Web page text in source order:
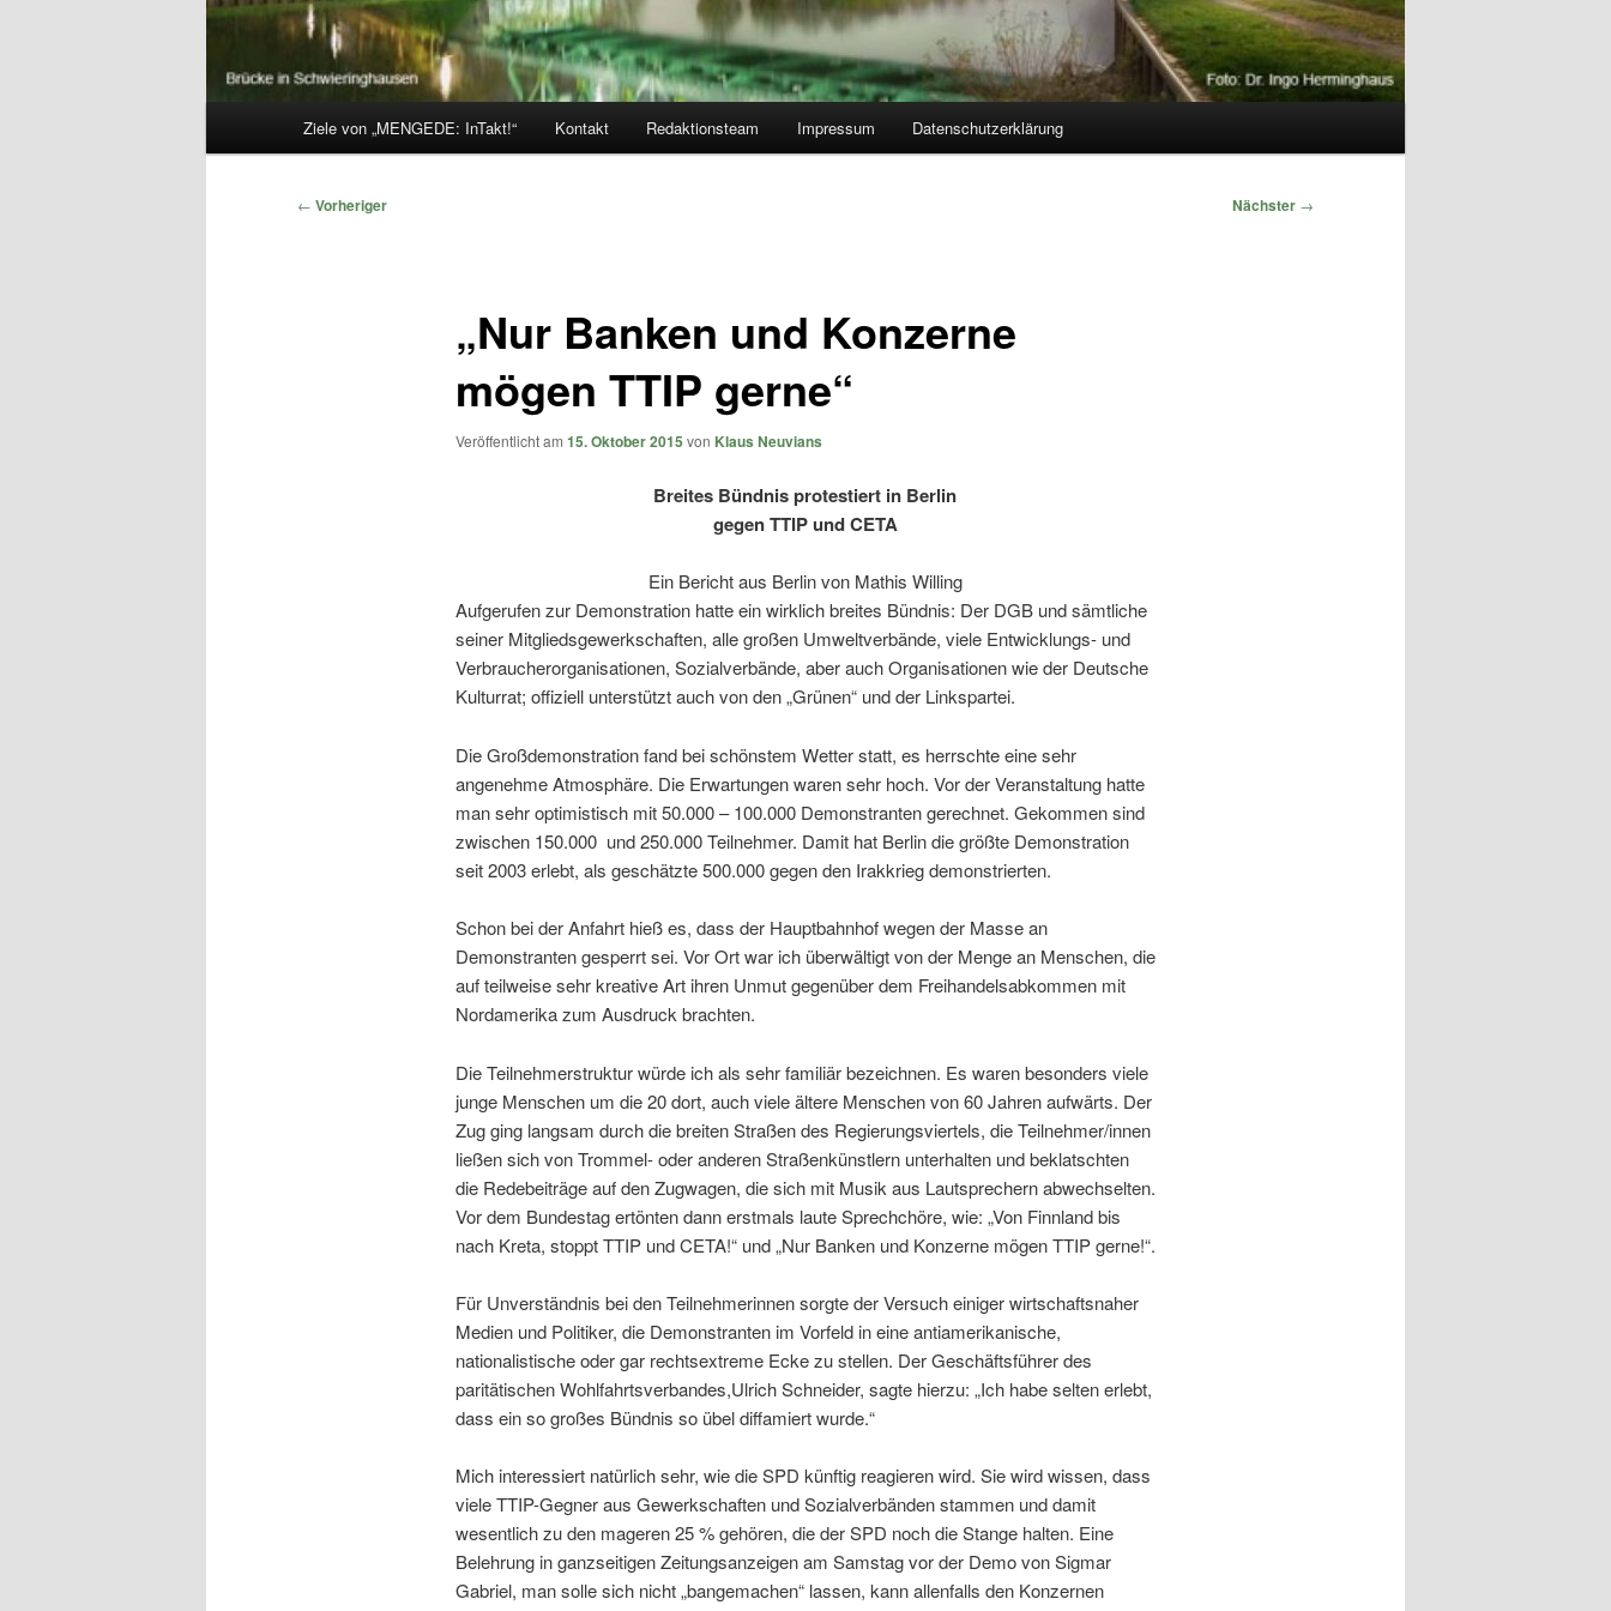
Ziele von „MENGEDE: InTakt!“ Kontakt Redaktionsteam Impressum Datenschutzerklärung
Beitragsnavigation
← Vorheriger Nächster →
„Nur Banken und Konzerne
mögen TTIP gerne“
Veröffentlicht am 15. Oktober 2015 von Klaus Neuvians
Breites Bündnis protestiert in Berlin
gegen TTIP und CETA
Ein Bericht aus Berlin von Mathis Willing
Aufgerufen zur Demonstration hatte ein wirklich breites Bündnis: Der DGB und sämtliche
seiner Mitgliedsgewerkschaften, alle großen Umweltverbände, viele Entwicklungs- und
Verbraucherorganisationen, Sozialverbände, aber auch Organisationen wie der Deutsche
Kulturrat; offiziell unterstützt auch von den „Grünen“ und der Linkspartei.
Die Großdemonstration fand bei schönstem Wetter statt, es herrschte eine sehr
angenehme Atmosphäre. Die Erwartungen waren sehr hoch. Vor der Veranstaltung hatte
man sehr optimistisch mit 50.000 – 100.000 Demonstranten gerechnet. Gekommen sind
zwischen 150.000 und 250.000 Teilnehmer. Damit hat Berlin die größte Demonstration
seit 2003 erlebt, als geschätzte 500.000 gegen den Irakkrieg demonstrierten.
Schon bei der Anfahrt hieß es, dass der Hauptbahnhof wegen der Masse an
Demonstranten gesperrt sei. Vor Ort war ich überwältigt von der Menge an Menschen, die
auf teilweise sehr kreative Art ihren Unmut gegenüber dem Freihandelsabkommen mit
Nordamerika zum Ausdruck brachten.
Die Teilnehmerstruktur würde ich als sehr familiär bezeichnen. Es waren besonders viele
junge Menschen um die 20 dort, auch viele ältere Menschen von 60 Jahren aufwärts. Der
Zug ging langsam durch die breiten Straßen des Regierungsviertels, die Teilnehmer/innen
ließen sich von Trommel- oder anderen Straßenkünstlern unterhalten und beklatschten
die Redebeiträge auf den Zugwagen, die sich mit Musik aus Lautsprechern abwechselten.
Vor dem Bundestag ertönten dann erstmals laute Sprechchöre, wie: „Von Finnland bis
nach Kreta, stoppt TTIP und CETA!“ und „Nur Banken und Konzerne mögen TTIP gerne!“.
Für Unverständnis bei den Teilnehmerinnen sorgte der Versuch einiger wirtschaftsnaher
Medien und Politiker, die Demonstranten im Vorfeld in eine antiamerikanische,
nationalistische oder gar rechtsextreme Ecke zu stellen. Der Geschäftsführer des
paritätischen Wohlfahrtsverbandes,Ulrich Schneider, sagte hierzu: „Ich habe selten erlebt,
dass ein so großes Bündnis so übel diffamiert wurde.“
Mich interessiert natürlich sehr, wie die SPD künftig reagieren wird. Sie wird wissen, dass
viele TTIP-Gegner aus Gewerkschaften und Sozialverbänden stammen und damit
wesentlich zu den mageren 25 % gehören, die der SPD noch die Stange halten. Eine
Belehrung in ganzseitigen Zeitungsanzeigen am Samstag vor der Demo von Sigmar
Gabriel, man solle sich nicht „bangemachen“ lassen, kann allenfalls den Konzernen